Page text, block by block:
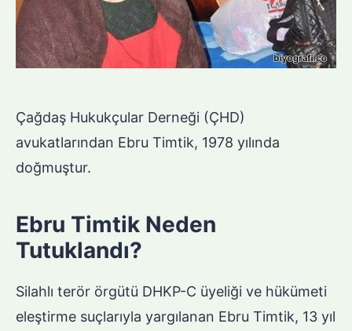
Çağdaş Hukukçular Derneği (ÇHD)
avukatlarından Ebru Timtik, 1978 yılında
doğmuştur.
Ebru Timtik Neden
Tutuklandı?
Silahlı terör örgütü DHKP-C üyeliği ve hükümeti
eleştirme suçlarıyla yargılanan Ebru Timtik, 13 yıl